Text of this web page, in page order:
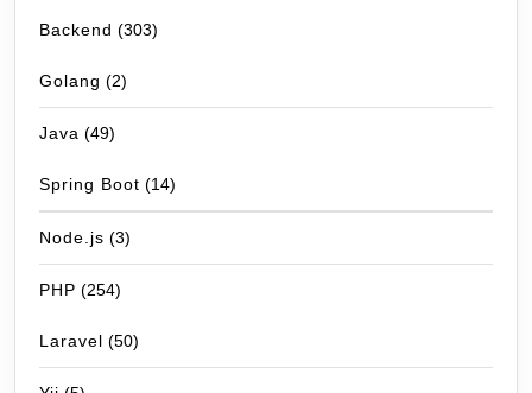
Backend (303)
Golang (2)
Java (49)
Spring Boot (14)
Node.js (3)
PHP (254)
Laravel (50)